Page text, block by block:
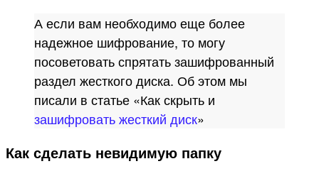
А если вам необходимо еще более
надежное шифрование, то могу
посоветовать спрятать зашифрованный
раздел жесткого диска. Об этом мы
писали в статье «Как скрыть и
зашифровать жесткий диск»
Как сделать невидимую папку